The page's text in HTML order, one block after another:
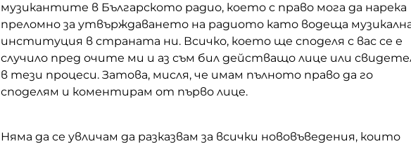
музикантите в Българското радио, което с право мога да нарека
преломно за утвърждаването на радиото като водеща
институция в страната ни. Всичко, което ще споделя с вас се е
случило пред очите ми и аз съм бил действащо лице или
в тези процеси. Затова, мисля, че имам пълното право да го
споделям и коментирам от първо лице.
Няма да се увличам да разказвам за всички нововъведения, които